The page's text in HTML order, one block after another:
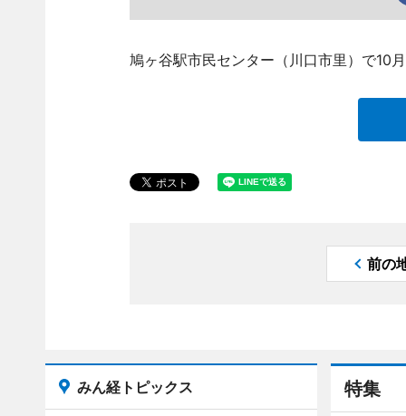
鳩ヶ谷駅市民センター（川口市里）で10
前の
特集
みん経トピックス